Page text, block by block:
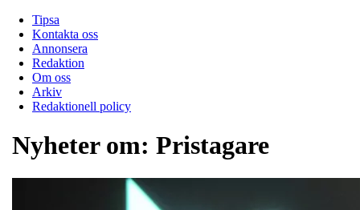
Tipsa
Kontakta oss
Annonsera
Redaktion
Om oss
Arkiv
Redaktionell policy
Nyheter om: Pristagare